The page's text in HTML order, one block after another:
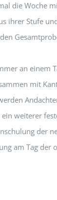
die Woche
ihrer Stufe
an einem
mit
weiterer
der
am Tag der